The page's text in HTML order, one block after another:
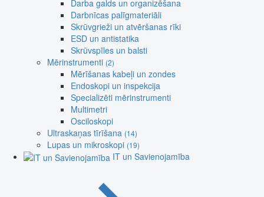
Darba galds un organizēšana
Darbnīcas palīgmateriāli
Skrūvgrieži un atvēršanas rīki
ESD un antistatika
Skrūvspīles un balsti
Mērinstrumenti (2)
Mērīšanas kabeļi un zondes
Endoskopi un inspekcija
Specializēti mērinstrumenti
Multimetri
Osciloskopi
Ultraskaņas tīrīšana (14)
Lupas un mikroskopi (19)
IT un Savienojamība